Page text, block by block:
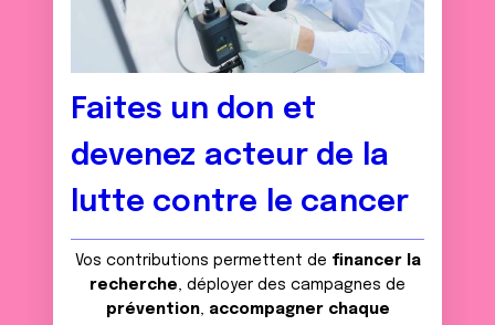
Faites un don et
devenez acteur de la
lutte contre le cancer
Vos contributions permettent de financer la
recherche, déployer des campagnes de
prévention, accompagner chaque